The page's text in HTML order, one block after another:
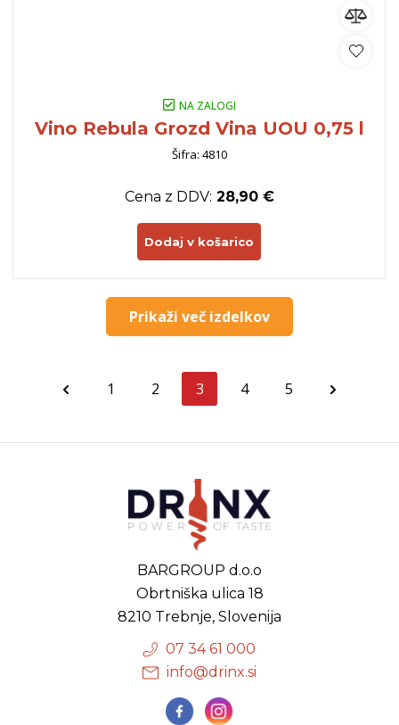
NA ZALOGI
Vino Rebula Grozd Vina UOU 0,75 l
Šifra: 4810
Cena z DDV: 28,90 €
Dodaj v košarico
Prikaži več izdelkov
1 2 3 4 5
BARGROUP d.o.o
Obrtniška ulica 18
8210 Trebnje, Slovenija
07 34 61 000
info@drinx.si